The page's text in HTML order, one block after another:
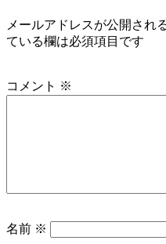
メールアドレスが公開され
ている欄は必須項目です
コメント ※
名前 ※